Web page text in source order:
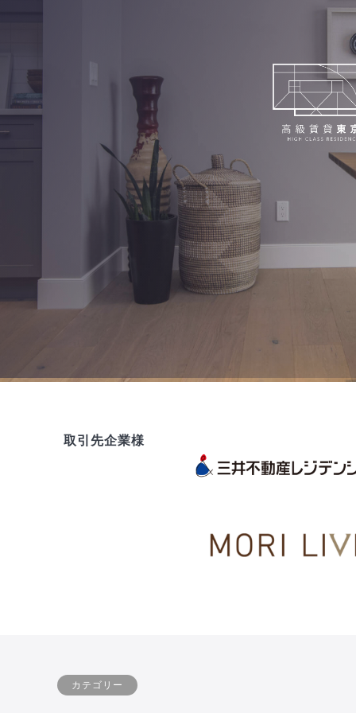
取引先企業様
カテゴリー